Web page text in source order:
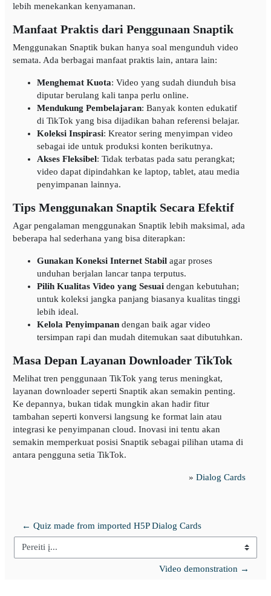
lebih menekankan kenyamanan.
Manfaat Praktis dari Penggunaan Snaptik
Menggunakan Snaptik bukan hanya soal mengunduh video
semata. Ada berbagai manfaat praktis lain, antara lain:
Menghemat Kuota: Video yang sudah diunduh bisa
diputar berulang kali tanpa perlu online.
Mendukung Pembelajaran: Banyak konten edukatif
di TikTok yang bisa dijadikan bahan referensi belajar.
Koleksi Inspirasi: Kreator sering menyimpan video
sebagai ide untuk produksi konten berikutnya.
Akses Fleksibel: Tidak terbatas pada satu perangkat;
video dapat dipindahkan ke laptop, tablet, atau media
penyimpanan lainnya.
Tips Menggunakan Snaptik Secara Efektif
Agar pengalaman menggunakan Snaptik lebih maksimal, ada
beberapa hal sederhana yang bisa diterapkan:
Gunakan Koneksi Internet Stabilagar proses
unduhan berjalan lancar tanpa terputus.
Pilih Kualitas Video yang Sesuaidengan kebutuhan;
untuk koleksi jangka panjang biasanya kualitas tinggi
lebih ideal.
Kelola Penyimpanandengan baik agar video
tersimpan rapi dan mudah ditemukan saat dibutuhkan.
Masa Depan Layanan Downloader TikTok
Melihat tren penggunaan TikTok yang terus meningkat,
layanan downloader seperti Snaptik akan semakin penting.
Ke depannya, bukan tidak mungkin akan hadir fitur
tambahan seperti konversi langsung ke format lain atau
integrasi ke penyimpanan cloud. Inovasi ini tentu akan
semakin memperkuat posisi Snaptik sebagai pilihan utama di
antara pengguna setia TikTok.
» Dialog Cards
← Quiz made from imported H5P Dialog Cards
Pereiti į...
Video demonstration →